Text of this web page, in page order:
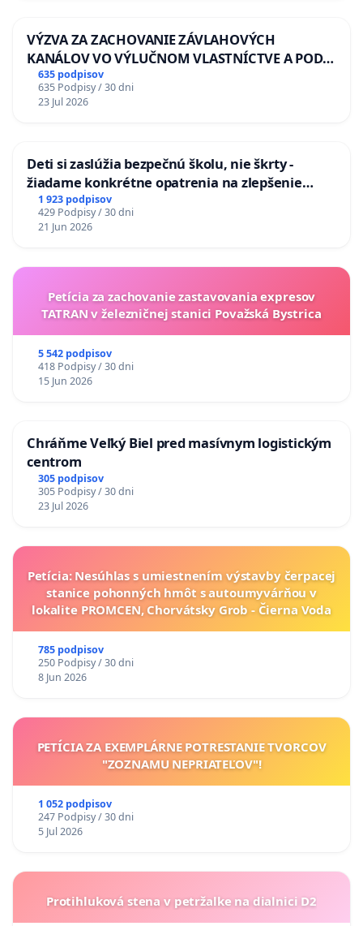
VÝZVA ZA ZACHOVANIE ZÁVLAHOVÝCH
KANÁLOV VO VÝLUČNOM VLASTNÍCTVE A POD
KONTROLOU SLOVENSKEJ REPUBLIKY & žiadosť
na riešenie zanedbaného stavu závlahových a
odvodňovacích kanálov na Slovensku
635 podpisov
635 Podpisy / 30 dni
23 Jul 2026
Deti si zaslúžia bezpečnú školu, nie škrty -
žiadame konkrétne opatrenia na zlepšenie
situácie v školstve
1 923 podpisov
429 Podpisy / 30 dni
21 Jun 2026
Petícia za zachovanie zastavovania expresov
TATRAN v železničnej stanici Považská Bystrica
5 542 podpisov
418 Podpisy / 30 dni
15 Jun 2026
Chráňme Veľký Biel pred masívnym logistickým
centrom
305 podpisov
305 Podpisy / 30 dni
23 Jul 2026
Petícia: Nesúhlas s umiestnením výstavby čerpacej
stanice pohonných hmôt s autoumyvárňou v
lokalite PROMCEN, Chorvátsky Grob - Čierna Voda
785 podpisov
250 Podpisy / 30 dni
8 Jun 2026
PETÍCIA ZA EXEMPLÁRNE POTRESTANIE TVORCOV
"ZOZNAMU NEPRIATEĽOV"!
1 052 podpisov
247 Podpisy / 30 dni
5 Jul 2026
Protihluková stena v petržalke na dialnici D2